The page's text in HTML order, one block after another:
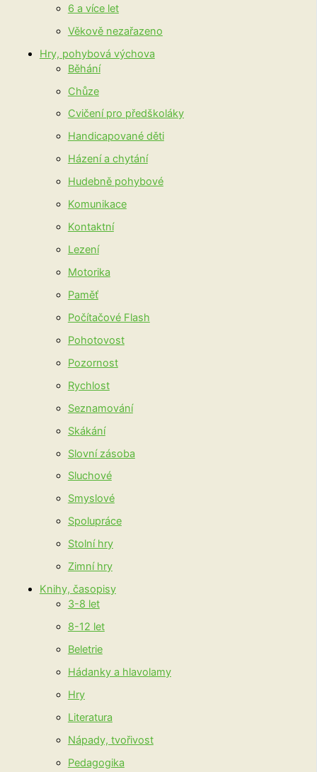
6 a více let
Věkově nezařazeno
Hry, pohybová výchova
Běhání
Chůze
Cvičení pro předškoláky
Handicapované děti
Házení a chytání
Hudebně pohybové
Komunikace
Kontaktní
Lezení
Motorika
Paměť
Počítačové Flash
Pohotovost
Pozornost
Rychlost
Seznamování
Skákání
Slovní zásoba
Sluchové
Smyslové
Spolupráce
Stolní hry
Zimní hry
Knihy, časopisy
3-8 let
8-12 let
Beletrie
Hádanky a hlavolamy
Hry
Literatura
Nápady, tvořivost
Pedagogika